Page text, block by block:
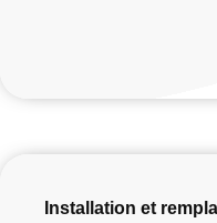
Installation et